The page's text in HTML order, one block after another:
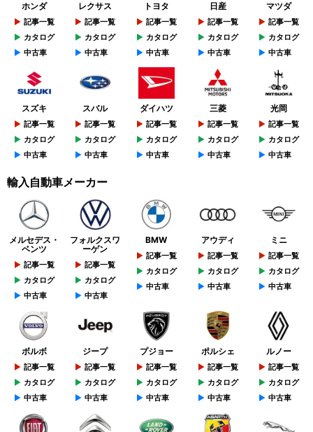
ホンダ
記事一覧
カタログ
中古車
レクサス
記事一覧
カタログ
中古車
トヨタ
記事一覧
カタログ
中古車
日産
記事一覧
カタログ
中古車
マツダ
記事一覧
カタログ
中古車
スズキ
記事一覧
カタログ
中古車
スバル
記事一覧
カタログ
中古車
ダイハツ
記事一覧
カタログ
中古車
三菱
記事一覧
カタログ
中古車
光岡
記事一覧
カタログ
中古車
輸入自動車メーカー
メルセデス・
ベンツ
記事一覧
カタログ
中古車
フォルクスワ
ーゲン
記事一覧
カタログ
中古車
BMW
記事一覧
カタログ
中古車
アウディ
記事一覧
カタログ
中古車
ミニ
記事一覧
カタログ
中古車
ボルボ
記事一覧
カタログ
中古車
ジープ
記事一覧
カタログ
中古車
プジョー
記事一覧
カタログ
中古車
ポルシェ
記事一覧
カタログ
中古車
ルノー
記事一覧
カタログ
中古車